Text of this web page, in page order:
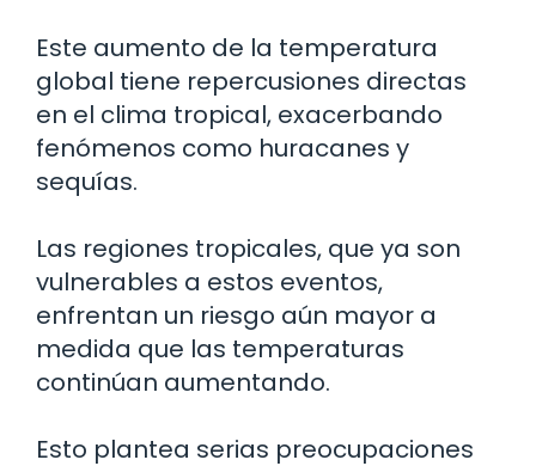
Este aumento de la temperatura
global tiene repercusiones directas
en el clima tropical, exacerbando
fenómenos como huracanes y
sequías.
Las regiones tropicales, que ya son
vulnerables a estos eventos,
enfrentan un riesgo aún mayor a
medida que las temperaturas
continúan aumentando.
Esto plantea serias preocupaciones